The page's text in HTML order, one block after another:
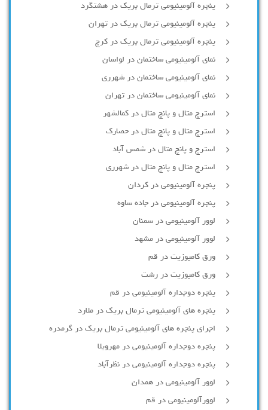
پنجره آلومینیومی ترمال بریک در هشتگرد
پنجره آلومینیومی ترمال بریک در تهران
پنجره آلومینیومی ترمال بریک در کرج
نمای آلومینیومی ساختمان در لواسان
نمای آلومینیومی ساختمان در شهرری
نمای آلومینیومی ساختمان در تهران
استرچ متال و پانچ متال در کمالشهر
استرچ متال و پانچ متال در حصارك
استرچ و پانچ متال در شمس آباد
استرچ متال و پانچ متال در شهرری
پنجره آلومینیومی در کردان
پنجره آلومینیومی در جاده ساوه
لوور آلومینیومی در سمنان
لوور آلومینیومی در مشهد
ورق کامپوزیت در قم
ورق کامپوزیت در رشت
پنجره دوجداره آلومينيومی در قم
پنجره های آلومینیومی ترمال بریک در ملارد
اجرای پنجره های آلومینیومی ترمال بریک در گرمدره
پنجره دوجداره آلومینیومی در مهرویلا
پنجره دوجداره آلومینیومی در نظرآباد
لوور آلومینیومی در همدان
لوورآلومینیومی در قم